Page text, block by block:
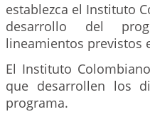
establezca el Instituto
desarrollo del
lineamientos previstos
El Instituto
que desarrollen los
programa.